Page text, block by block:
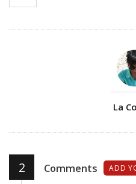
La
2 Comments ADD